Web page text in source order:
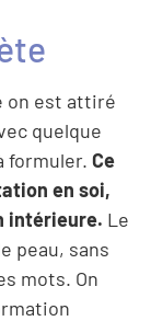
on est attiré
quelque
formuler. Ce
en soi,
intérieure. Le
peau, sans
mots. On